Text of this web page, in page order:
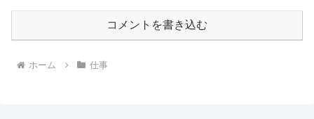
コメントを書き込む
ホーム 仕事